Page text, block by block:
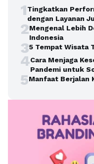
1Tingkatkan
dengan Layanan
2Mengenal Lebih
Indonesia
35 Tempat Wisata
4Cara Menjaga
Pandemi untuk
5Manfaat Berjalan